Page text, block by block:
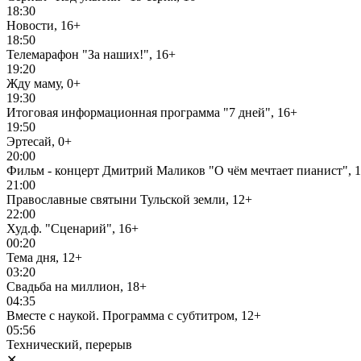
18:30
Новости, 16+
18:50
Телемарафон "За наших!", 16+
19:20
Жду маму, 0+
19:30
Итоговая информационная программа "7 дней", 16+
19:50
Эртесай, 0+
20:00
Фильм - концерт Дмитрий Маликов "О чём мечтает пианист",
21:00
Православные святыни Тульской земли, 12+
22:00
Худ.ф. "Сценарий", 16+
00:20
Тема дня, 12+
03:20
Свадьба на миллион, 18+
04:35
Вместе с наукой. Программа с субтитром, 12+
05:56
Технический, перерыв